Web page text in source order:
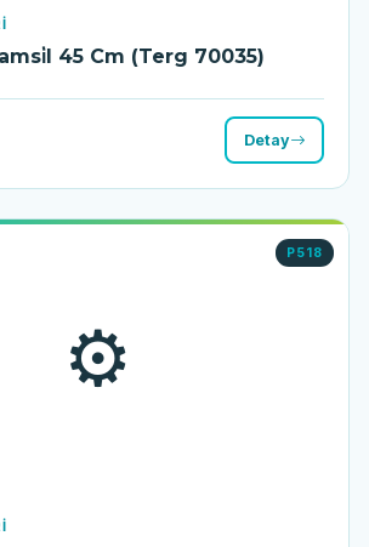
45 Cm (Terg 70035)
Detay
⚙️
P518